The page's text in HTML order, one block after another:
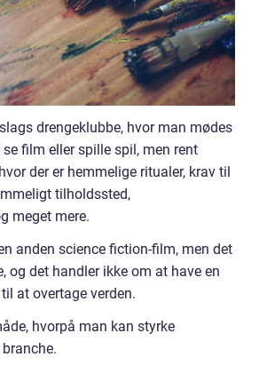
drengeklubbe, hvor man mødes
film eller spille spil, men rent
der er hemmelige ritualer, krav til
tilholdssted,
meget mere.
anden science fiction-film, men det
og det handler ikke om at have en
at overtage verden.
hvorpå man kan styrke